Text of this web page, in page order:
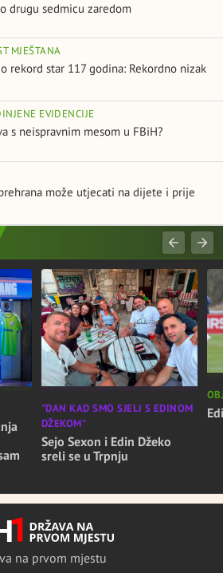
drugu sedmicu zaredom
MJEŠTANA
rekord star 117 godina: Rekordno nizak
EVIDENCIJE
s neispravnim mesom u FBiH?
može utjecati na dijete i prije
"DAN KAD SMO SJELI S EDINOM
DŽEKOM"
Sejo Sexon i Edin Džeko
sreli se u Trpnju
na prvom mjestu